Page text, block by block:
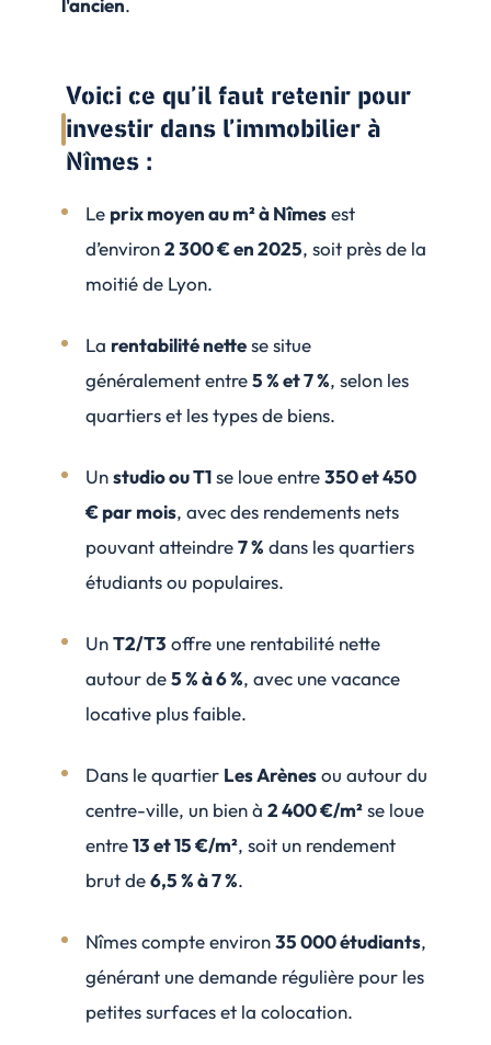
l'ancien.
Voici ce qu’il faut retenir pour
investir dans l’immobilier à
Nîmes :
Le prix moyen au m² à Nîmesest
d’environ2 300 € en 2025, soit près de la
moitié de Lyon.
La rentabilité nettese situe
généralement entre5 % et 7 %, selon les
quartiers et les types de biens.
Unstudio ou T1se loue entre350 et 450
€ par mois, avec des rendements nets
pouvant atteindre7 % dans les quartiers
étudiants ou populaires.
UnT2/T3 offre une rentabilité nette
autour de5 % à 6 %, avec une vacance
locative plus faible.
Dans le quartier Les Arènesou autour du
centre-ville, un bien à2 400 €/m²se loue
entre13 et 15 €/m², soit un rendement
brut de6,5 % à 7 %.
Nîmes compte environ35 000 étudiants,
générant une demande régulière pour les
petites surfaces et la colocation.